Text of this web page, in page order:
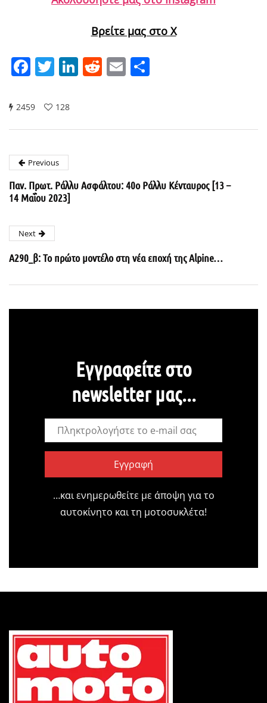
Βρείτε μας στο X
Facebook
Twitter
LinkedIn
Reddit
Email
2459 128
Previous
Παν. Πρωτ. Ράλλυ Ασφάλτου: 40ο Ράλλυ Κένταυρος [13 –
14 Μαΐου 2023]
Next
A290_β: Το πρώτο μοντέλο στη νέα εποχή της Alpine…
Εγγραφείτε στο
newsletter μας...
Εγγραφή
…και ενημερωθείτε με άποψη για το
αυτοκίνητο και τη μοτοσυκλέτα!